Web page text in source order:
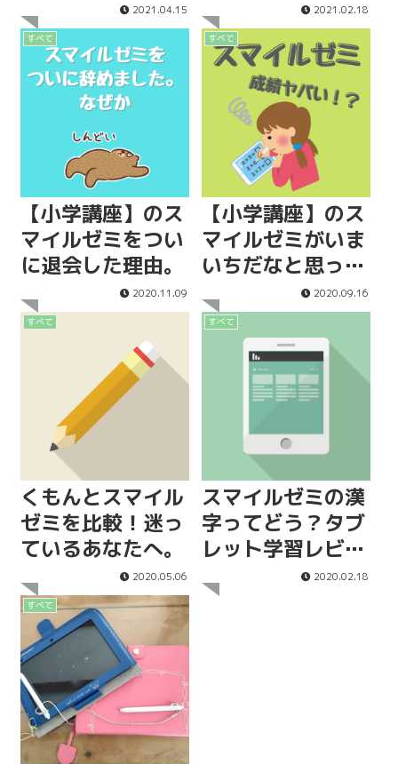
2021.04.15 2021.02.18
すべて
【小学講座】のス
マイルゼミをつい
に退会した理由。
2020.11.09
すべて
【小学講座】のス
マイルゼミがいま
いちだなと思った
2020.09.16
すべて
くもんとスマイル
ゼミを比較！迷っ
ているあなたへ。
2020.05.06
すべて
スマイルゼミの漢
字ってどう？タブ
レット学習レビュ
2020.02.18
すべて